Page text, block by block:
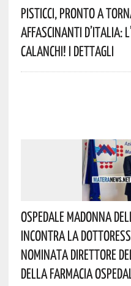
Pisticci, Pronto A
Affascinanti D’Italia:
Calanchi! I Dettagli
Ospedale Madonna
Incontra La
Nominata Direttore
Della Farmacia